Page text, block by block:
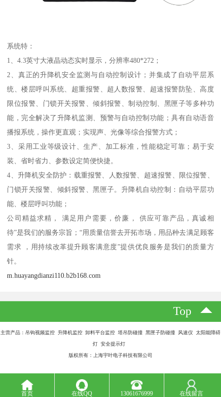
系统特：
1、4.3英寸大液晶动态实时显示，分辨率480*272；
2、真正的升降机安全监测与自动控制设计；并集成了自动平层系
统、楼层呼叫系统、超重报警、超人数报警、超速报警防坠、高度
限位报警、门锁开关报警、倾斜报警、制动控制、黑匣子等多种功
能，完全解决了升降机监测、预警与自动控制功能；具有自动语音
播报系统，操作更直观；实现声、光像等综合报警方式；
3、采用工业等级设计、生产、加工标准，性能稳定可靠；易于安
装、省时省力、参数设定简便快捷。
4、升降机安全防护：载重报警、人数报警、超速报警、限位报警、
门锁开关报警、倾斜报警、黑匣子。升降机自动控制：自动平层功
能、楼层呼叫功能；
公司精益求精， 满足用户需要，价廉， 供应可靠产品，真诚相
待”是我们的服务宗旨；“用质量信誉去开拓市场，用品种去满足顾客
需求 ，用持续改革提升顾客满意度”提供优良服务是我们的质量方
针。
m.huayangdianzi110.b2b168.com
Top
主营产品：吊钩视频监控 升降机监控 卸料平台监控 塔吊防碰撞 黑匣子防碰撞 风速仪 太阳能障碍
灯 安全提示灯
版权所有：上海宇叶电子科技有限公司
首页 在线QQ 13061676999 在线留言